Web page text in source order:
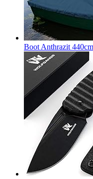
Boot Anthrazit